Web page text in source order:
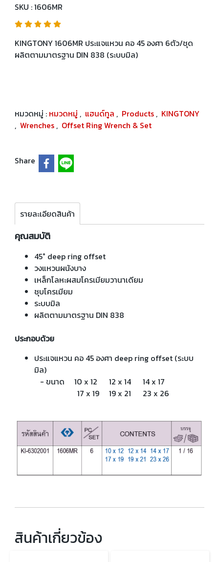
SKU : 1606MR
KINGTONY 1606MR ประแจแหวน คอ 45 องศา 6ตัว/ชุด
ผลิตตามมาตรฐาน DIN 838 (ระบบมิล)
หมวดหมู่ : หมวดหมู่ , แฮนด์ทูล , Products , KINGTONY
, Wrenches , Offset Ring Wrench & Set
Share
รายละเอียดสินค้า
คุณสมบัติ
45° deep ring offset
วงแหวนผนังบาง
เหล็กโลหะผสมโครเมียมวานาเดียม
ชุบโครเมียม
ระบบมิล
ผลิตตามมาตรฐาน DIN 838
ประกอบด้วย
ประแจแหวน คอ 45 องศา deep ring offset (ระบบ
มิล)
- ขนาด 10 x 12 12 x 14 14 x 17
17 x 19 19 x 21 23 x 26
สินค้าเกี่ยวข้อง